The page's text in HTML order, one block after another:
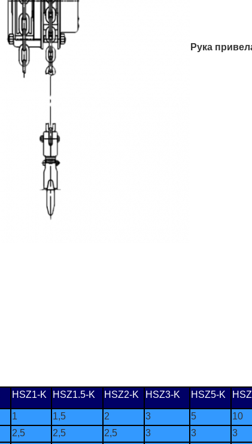
Рука
HSZ1-K HSZ1.5-K HSZ2-K HSZ3-K HSZ5-K
1 1,5 2 3 5 10
2,5 2,5 2,5 3 3 3